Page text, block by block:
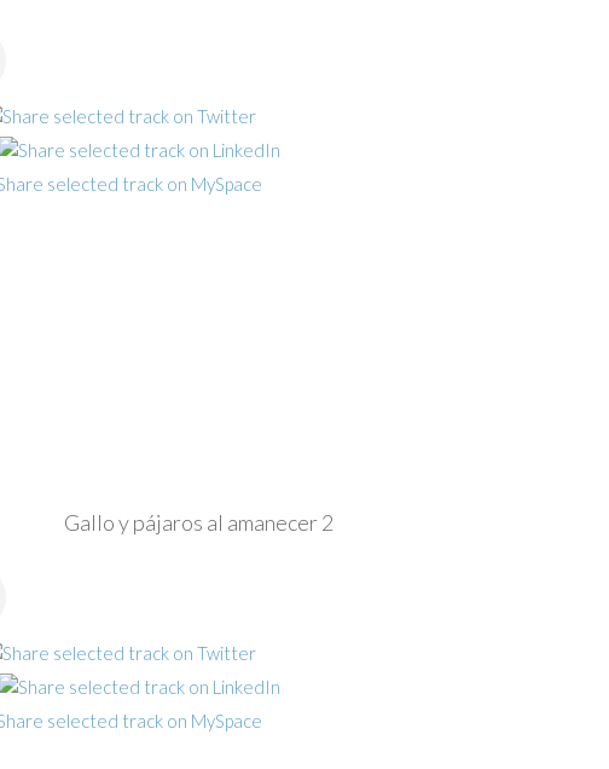
Gallo y pájaros al amanecer 2